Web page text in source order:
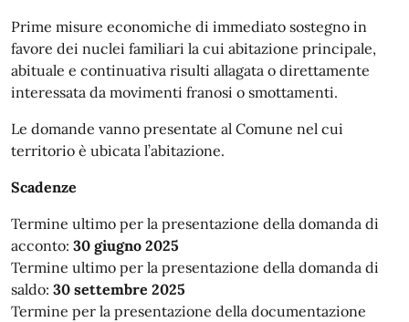
Prime misure economiche di immediato sostegno in
favore dei nuclei familiari la cui abitazione principale,
abituale e continuativa risulti allagata o direttamente
interessata da movimenti franosi o smottamenti.
Le domande vanno presentate al Comune nel cui
territorio è ubicata l’abitazione.
Scadenze
Termine ultimo per la presentazione della domanda di
acconto: 30 giugno 2025
Termine ultimo per la presentazione della domanda di
saldo: 30 settembre 2025
Termine per la presentazione della documentazione